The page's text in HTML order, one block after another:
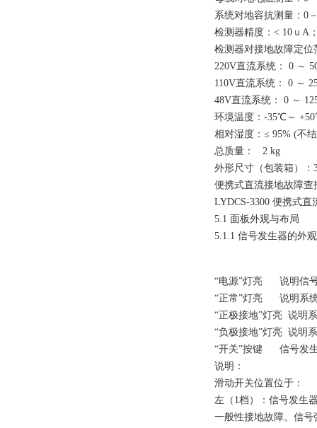
系统对地容抗测量：0
检测器精度：< 10ｕA
检测器对接地故障定位
220V直流系统： 0 ～
110V直流系统： 0 ～
48V直流系统： 0 ～
环境温度：-35℃～
相对湿度：≤ 95% (
总质量： 2 kg
外形尺寸（包装箱）：
便携式直流接地故障
LYDCS-3300 便携式
5.1 面板外观与布局
5.1.1 信号发生器的外
“电源”灯亮 说明信
“正常”灯亮 说明系
“正极接地”灯亮 说明
“负极接地”灯亮 说明
“开关”按键 信号发
说明：
滑动开关位置位于：
左（1档）：信号发生
一般性接地故障。信号